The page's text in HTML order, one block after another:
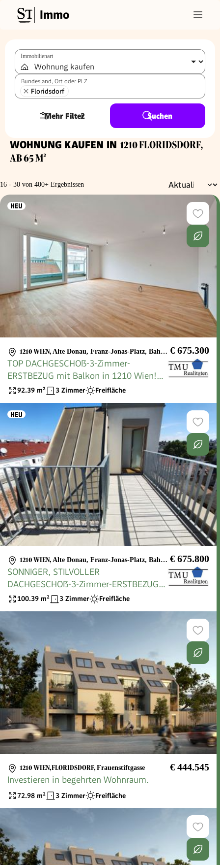
Immo
Immobilienart
Bundesland, Ort oder PLZ
Floridsdorf
Mehr Filter
2 Suchen
WOHNUNG KAUFEN IN 1210 FLORIDSDORF,
AB 65 M²
16 - 30 von 400+ Ergebnissen
1210 WIEN, Alte Donau, Franz-Jonas-Platz, Bahnhof Wien Floridsdorf € 675.300
TOP DACHGESCHOß-3-Zimmer-
ERSTBEZUG mit Balkon in 1210 Wien!
Top 2/43
92.39 m² 3 Zimmer Freifläche
1210 WIEN, Alte Donau, Franz-Jonas-Platz, Bahnhof Wien Floridsdorf € 675.800
SONNIGER, STILVOLLER
DACHGESCHOß-3-Zimmer-ERSTBEZUG
mit Dachterrasse! Top 2/51
100.39 m² 3 Zimmer Freifläche
1210 WIEN,FLORIDSDORF, Frauenstiftgasse € 444.545
Investieren in begehrten Wohnraum.
72.98 m² 3 Zimmer Freifläche